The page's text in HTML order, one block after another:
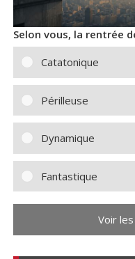
Selon vous, la rentrée
Catatonique
Périlleuse
Dynamique
Fantastique
Voir